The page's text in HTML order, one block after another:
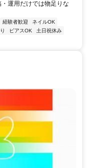
運用だけでは物足りな
経験者歓迎
ネイルOK
ピアスOK
土日祝休み